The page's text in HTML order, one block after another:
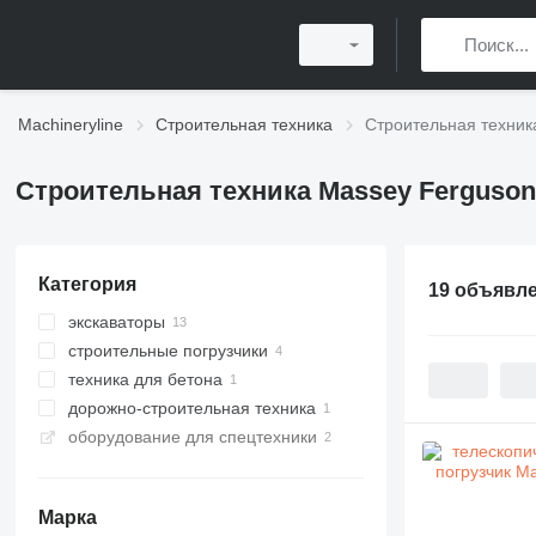
Machineryline Строительная техника Строительная
Строительная техника Massey Ferguson
Категория
экскаваторы
экскаваторы-погрузчики
мини-экскаваторы
строительные погрузчики
телескопические погрузчики
телескопические фронтальные
техника для бетона
бадьи для бетона
дорожно-строительная техника
ресайклеры
оборудование для спецтехники
Марка
19